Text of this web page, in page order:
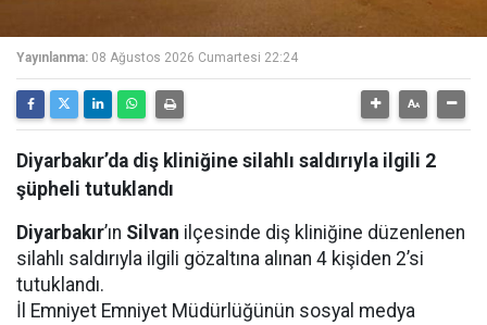
Yayınlanma: 08 Ağustos 2026 Cumartesi 22:24
Diyarbakır’da diş kliniğine silahlı saldırıyla ilgili 2
şüpheli tutuklandı
Diyarbakır’ın Silvan ilçesinde diş kliniğine düzenlenen
silahlı saldırıyla ilgili gözaltına alınan 4 kişiden 2’si
tutuklandı.
İl Emniyet Emniyet Müdürlüğünün sosyal medya